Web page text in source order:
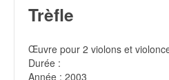
Trèfle
Œuvre pour 2 violons et
Durée :
Année : 2003